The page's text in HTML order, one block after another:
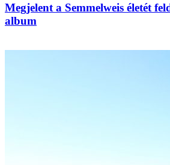
Megjelent a Semmelweis életét
album